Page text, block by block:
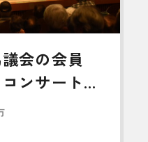
会の会員
ンサート